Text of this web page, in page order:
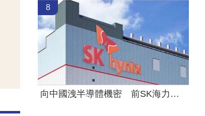
8
向中國洩半導體機密 前SK海力士員工慘了